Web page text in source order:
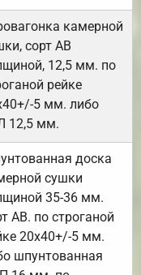
камерной
сорт АВ
12,5 мм. по
рейке
5 мм. либо
12,5 мм.
доска
сушки
35-36 мм.
АВ. по строганой
20х40+/-5 мм.
шпунтованная